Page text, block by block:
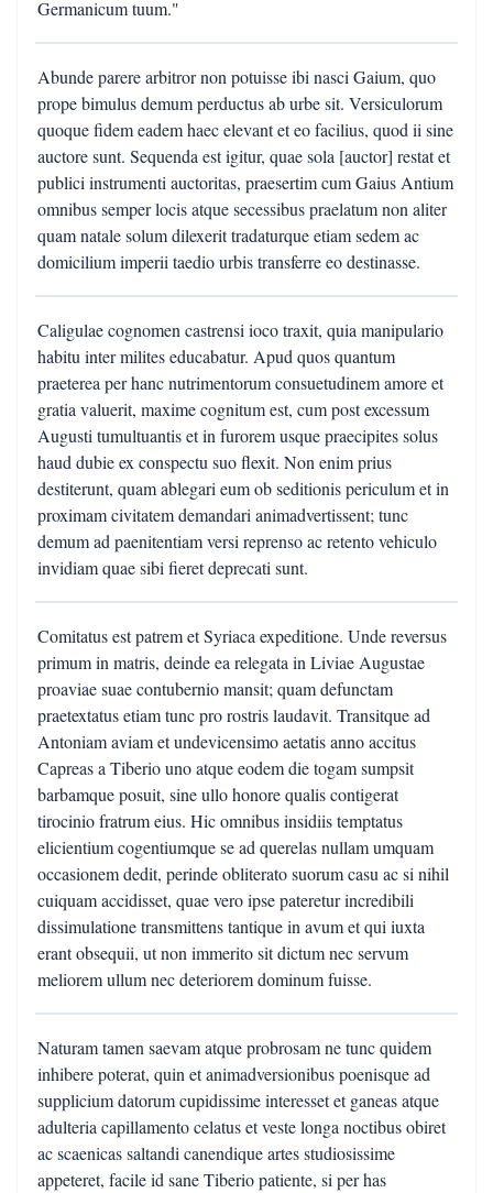
Germanicum tuum."
Abunde parere arbitror non potuisse ibi nasci Gaium, quo
prope bimulus demum perductus ab urbe sit. Versiculorum
quoque fidem eadem haec elevant et eo facilius, quod ii sine
auctore sunt. Sequenda est igitur, quae sola [auctor] restat et
publici instrumenti auctoritas, praesertim cum Gaius Antium
omnibus semper locis atque secessibus praelatum non aliter
quam natale solum dilexerit tradaturque etiam sedem ac
domicilium imperii taedio urbis transferre eo destinasse.
Caligulae cognomen castrensi ioco traxit, quia manipulario
habitu inter milites educabatur. Apud quos quantum
praeterea per hanc nutrimentorum consuetudinem amore et
gratia valuerit, maxime cognitum est, cum post excessum
Augusti tumultuantis et in furorem usque praecipites solus
haud dubie ex conspectu suo flexit. Non enim prius
destiterunt, quam ablegari eum ob seditionis periculum et in
proximam civitatem demandari animadvertissent; tunc
demum ad paenitentiam versi reprenso ac retento vehiculo
invidiam quae sibi fieret deprecati sunt.
Comitatus est patrem et Syriaca expeditione. Unde reversus
primum in matris, deinde ea relegata in Liviae Augustae
proaviae suae contubernio mansit; quam defunctam
praetextatus etiam tunc pro rostris laudavit. Transitque ad
Antoniam aviam et undevicensimo aetatis anno accitus
Capreas a Tiberio uno atque eodem die togam sumpsit
barbamque posuit, sine ullo honore qualis contigerat
tirocinio fratrum eius. Hic omnibus insidiis temptatus
elicientium cogentiumque se ad querelas nullam umquam
occasionem dedit, perinde obliterato suorum casu ac si nihil
cuiquam accidisset, quae vero ipse pateretur incredibili
dissimulatione transmittens tantique in avum et qui iuxta
erant obsequii, ut non immerito sit dictum nec servum
meliorem ullum nec deteriorem dominum fuisse.
Naturam tamen saevam atque probrosam ne tunc quidem
inhibere poterat, quin et animadversionibus poenisque ad
supplicium datorum cupidissime interesset et ganeas atque
adulteria capillamento celatus et veste longa noctibus obiret
ac scaenicas saltandi canendique artes studiosissime
appeteret, facile id sane Tiberio patiente, si per has